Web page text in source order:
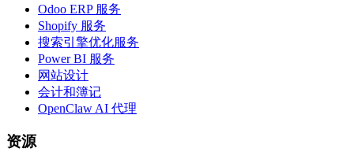
Odoo ERP 服务
Shopify 服务
搜索引擎优化服务
Power BI 服务
网站设计
会计和簿记
OpenClaw AI 代理
资源